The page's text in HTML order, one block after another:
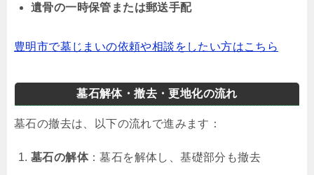
遺骨の一時保管または郵送手配
豊明市で墓じまいの依頼や相談をしたい方はこちら
墓石解体・撤去・更地化の流れ
墓石の撤去は、以下の流れで進みます：
墓石の解体：墓石を解体し、基礎部分も撤去